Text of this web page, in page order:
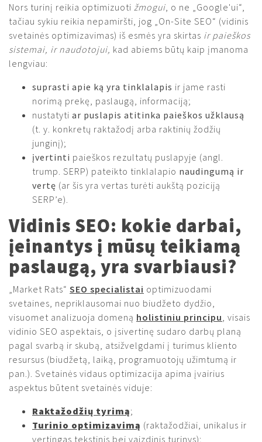
Nors turinį reikia optimizuoti žmogui , o ne „Google'ui“,
tačiau sykiu reikia nepamiršti, jog „On-Site SEO“ (vidinis
svetainės optimizavimas) iš esmės yra skirtas ir paieškos
sistemai, ir naudotojui, kad abiems būtų kaip įmanoma
lengviau:
suprasti apie ką yra tinklalapis ir jame rasti
norimą prekę, paslaugą, informaciją;
nustatyti ar puslapis atitinka paieškos užklausą
(t. y. konkretų raktažodį arba raktinių žodžių
junginį);
įvertinti paieškos rezultatų puslapyje (angl.
trump. SERP) pateikto tinklalapio naudingumą ir
vertę (ar šis yra vertas turėti aukštą poziciją
SERP’e).
Vidinis SEO: kokie darbai,
įeinantys į mūsų teikiamą
paslaugą, yra svarbiausi?
„Market Rats“ SEO specialistai optimizuodami
svetaines, nepriklausomai nuo biudžeto dydžio,
visuomet analizuoja domeną holistiniu principu , visais
vidinio SEO aspektais, o įsivertinę sudaro darbų planą
pagal svarbą ir skubą, atsižvelgdami į turimus kliento
resursus (biudžetą, laiką, programuotojų užimtumą ir
pan.). Svetainės vidaus optimizacija apima įvairius
aspektus būtent svetainės viduje:
Raktažodžių tyrimą;
Turinio optimizavimą (raktažodžiai, unikalus ir
vertingas tekstinis bei vaizdinis turinys);